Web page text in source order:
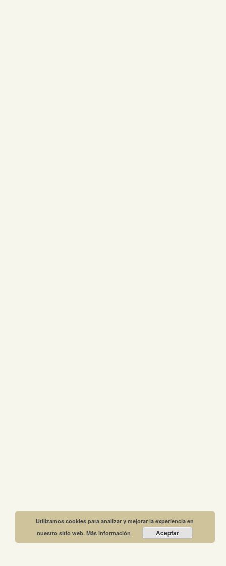
Utilizamos cookies para analizar y mejorar la experiencia en
nuestro sitio web.Más información Aceptar